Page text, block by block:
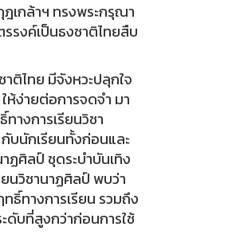
เกล้าฯ ทรงพระกรุณา
รงค์เป็นธงชาติไทยสืบ
ติไทย มีจังหวะปลุกใจ
ห้ง่ายต่อการจดจำ มา
างการเรียนวิชา
บนักเรียนทั้งก่อนและ
ฏศิลป์ ชุดระบำบันเทิง
นวิชานาฏศิลป์ พบว่า
ธิ์ทางการเรียน รวมถึง
ดับที่สูงกว่าก่อนการใช้